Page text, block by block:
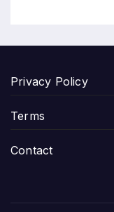
Privacy Policy
Terms
Contact